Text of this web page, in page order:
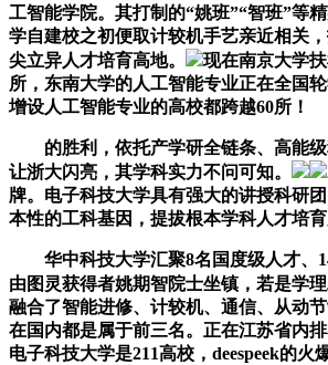
工智能学院。其打制的“姚班”“智班”等
学自建校之初便取计较机手艺亲近相关
尖立异人才培育高地。
现在南京大学
所，东南大学的人工智能专业正在全国
增设人工智能专业的高校都跨越60所！
的胜利，依托产学研全链条、高能级
让浙大闪亮，其学科实力不问可知。
牌。电子科技大学具有强大的讲授科研
本性的工科基因，提拔根本学科人才培育
华中科技大学汇聚8名国度级人才、
由图灵获得者姚期智院士坐镇，若是学理
融合了智能进修、计较机、通信、从动
在国内都是属于前三名。正在江苏省内
电子科技大学是211高校，deespeek的火